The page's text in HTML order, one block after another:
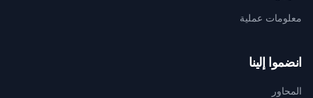
معلومات عملية
انضموا إلينا
المحاور